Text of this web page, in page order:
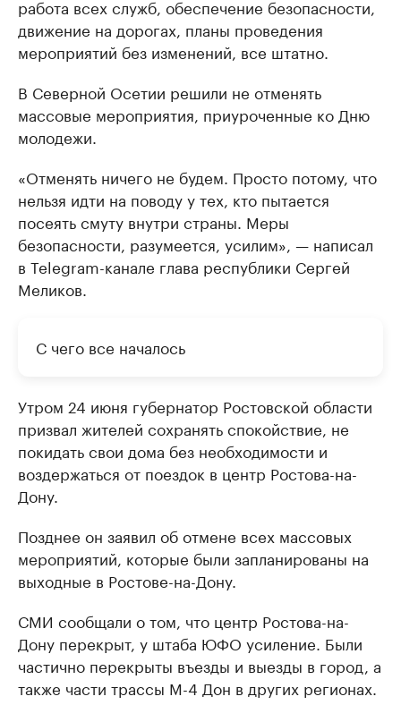
работа всех служб, обеспечение безопасности,
движение на дорогах, планы проведения
мероприятий без изменений, все штатно.
В Северной Осетии решили не отменять
массовые мероприятия, приуроченные ко Дню
молодежи.
«Отменять ничего не будем. Просто потому, что
нельзя идти на поводу у тех, кто пытается
посеять смуту внутри страны. Меры
безопасности, разумеется, усилим», — написал
в Telegram-канале глава республики Сергей
Меликов.
С чего все началось
Утром 24 июня губернатор Ростовской области
призвал жителей сохранять спокойствие, не
покидать свои дома без необходимости и
воздержаться от поездок в центр Ростова-на-
Дону.
Позднее он заявил об отмене всех массовых
мероприятий, которые были запланированы на
выходные в Ростове-на-Дону.
СМИ сообщали о том, что центр Ростова-на-
Дону перекрыт, у штаба ЮФО усиление. Были
частично перекрыты въезды и выезды в город, а
также части трассы М-4 Дон в других регионах.